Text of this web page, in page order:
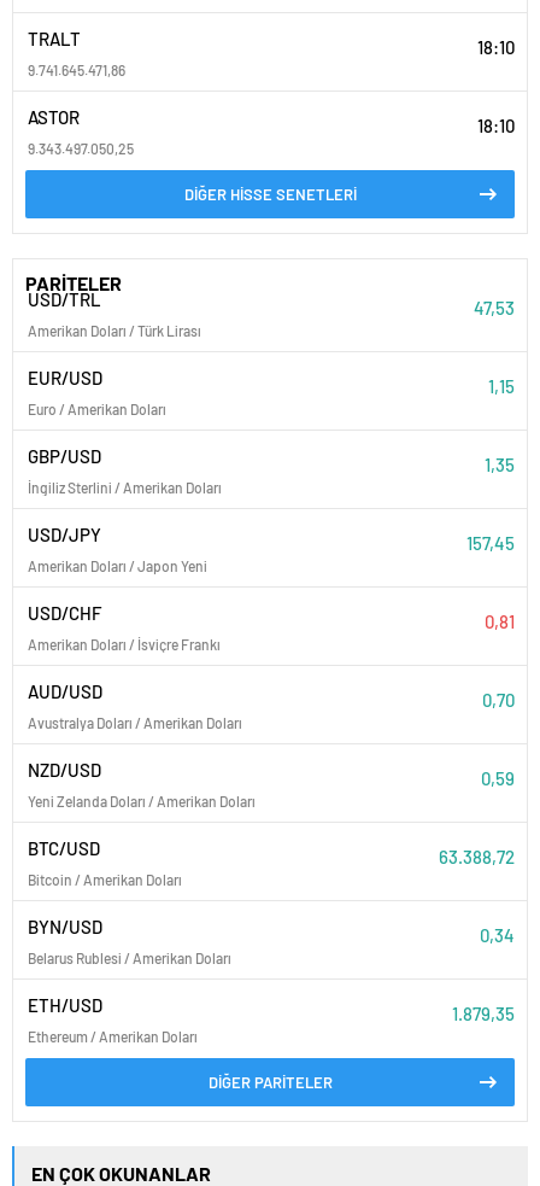
TRALT
9.741.645.471,86
18:10
ASTOR
9.343.497.050,25
18:10
DİĞER HİSSE SENETLERİ
PARİTELER
USD/TRL
Amerikan Doları / Türk Lirası
47,53
EUR/USD
Euro / Amerikan Doları
1,15
GBP/USD
İngiliz Sterlini / Amerikan Doları
1,35
USD/JPY
Amerikan Doları / Japon Yeni
157,45
USD/CHF
Amerikan Doları / İsviçre Frankı
0,81
AUD/USD
Avustralya Doları / Amerikan Doları
0,70
NZD/USD
Yeni Zelanda Doları / Amerikan Doları
0,59
BTC/USD
Bitcoin / Amerikan Doları
63.388,72
BYN/USD
Belarus Rublesi / Amerikan Doları
0,34
ETH/USD
Ethereum / Amerikan Doları
1.879,35
DİĞER PARİTELER
EN ÇOK OKUNANLAR